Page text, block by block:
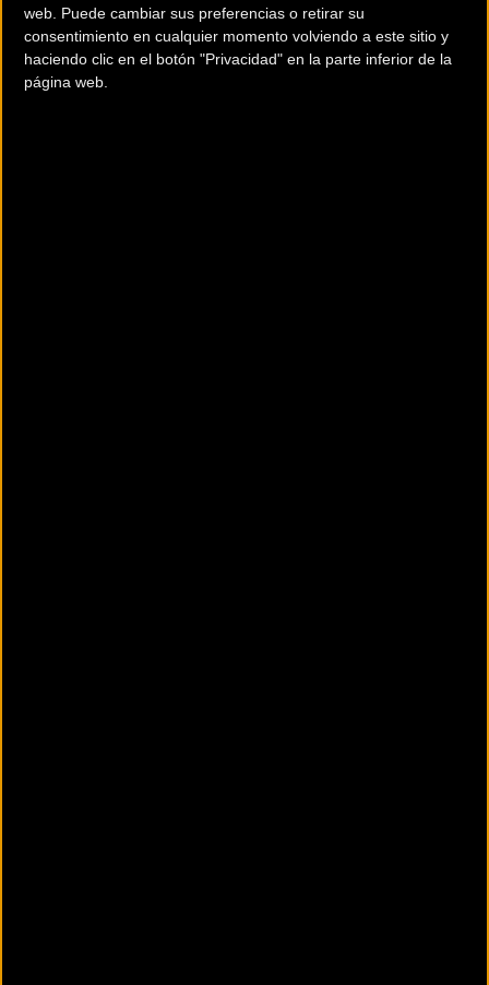
web. Puede cambiar sus preferencias o retirar su
consentimiento en cualquier momento volviendo a este sitio y
haciendo clic en el botón "Privacidad" en la parte inferior de la
página web.
Pincha sobre la imagen para acceder a las fotos.